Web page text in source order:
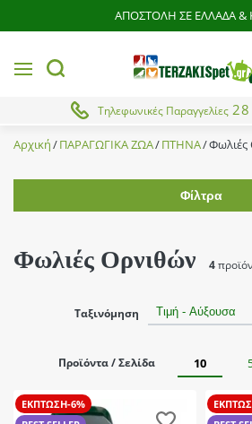
ΑΠΟΣΤΟΛΗ ΣΕ ΕΛΛΑΔΑ &
Τηλεφωνικές Παραγγελίες
MENUbutton.search
Αρχική ΠΑΡΑΓΩΓΙΚΑ ΖΩΑ ΠΤΗΝΑ Φωλιές
Φίλτρα
ΝΕΟ
Φωλιές Ορνιθών 4
Ταξινόμηση
Προϊόντα / Σελίδα 10
ΕΚΠΤΩΣΗ-6%